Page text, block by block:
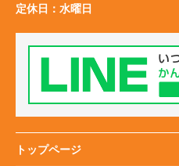
定休日： 水曜日
トップページ